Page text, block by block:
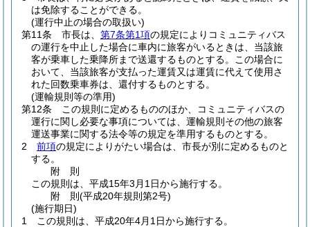
は免除することができる。
(運行中止の場合の取扱い)
第11条
市長は、 第7条第1項の規定によりコミュニティバス
の運行を中止した場合に車内に旅客がいるときは、当該旅
客が乗車した乗降所まで送還するものとする。
この場合に
おいて、当該旅客が支払った運賃又は運賃に代えて使用さ
れた回数乗車券は、還付するものとする。
(運輸規則等の準用)
第12条
この規則に定めるもののほか、コミュニティバスの
運行に関し必要な事項については、運輸規則その他の旅客
運送事業に関する法令等の規定を準用するものとする。
2
前項の規定によりがたい場合は、市長が別に定めるものと
する。
附 則
この規則は、平成15年3月1日から施行する。
附 則(平成20年規則第2号)
(施行期日)
1
この規則は、平成20年4月1日から施行する。